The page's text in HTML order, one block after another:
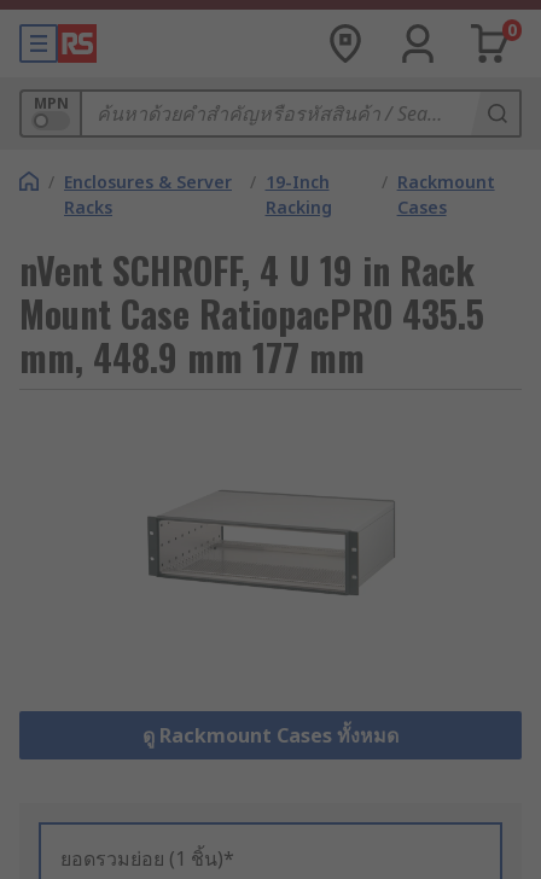
0
MPN
/ Enclosures & Server
Racks
/ 19-Inch
Racking
/ Rackmount
Cases
nVent SCHROFF, 4 U 19 in Rack
Mount Case RatiopacPRO 435.5
mm, 448.9 mm 177 mm
ดู Rackmount Cases ทั้งหมด
ยอดรวมย่อย (1 ชิ้น)*